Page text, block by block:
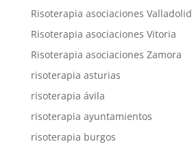
Risoterapia asociaciones Valladolid
Risoterapia asociaciones Vitoria
Risoterapia asociaciones Zamora
risoterapia asturias
risoterapia ávila
risoterapia ayuntamientos
risoterapia burgos